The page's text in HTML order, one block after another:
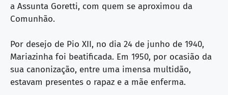
a Assunta Goretti, com quem se aproximou da
Comunhão.
Por desejo de Pio XII, no dia 24 de junho de 1940,
Mariazinha foi beatificada. Em 1950, por ocasião da
sua canonização, entre uma imensa multidão,
estavam presentes o rapaz e a mãe enferma.